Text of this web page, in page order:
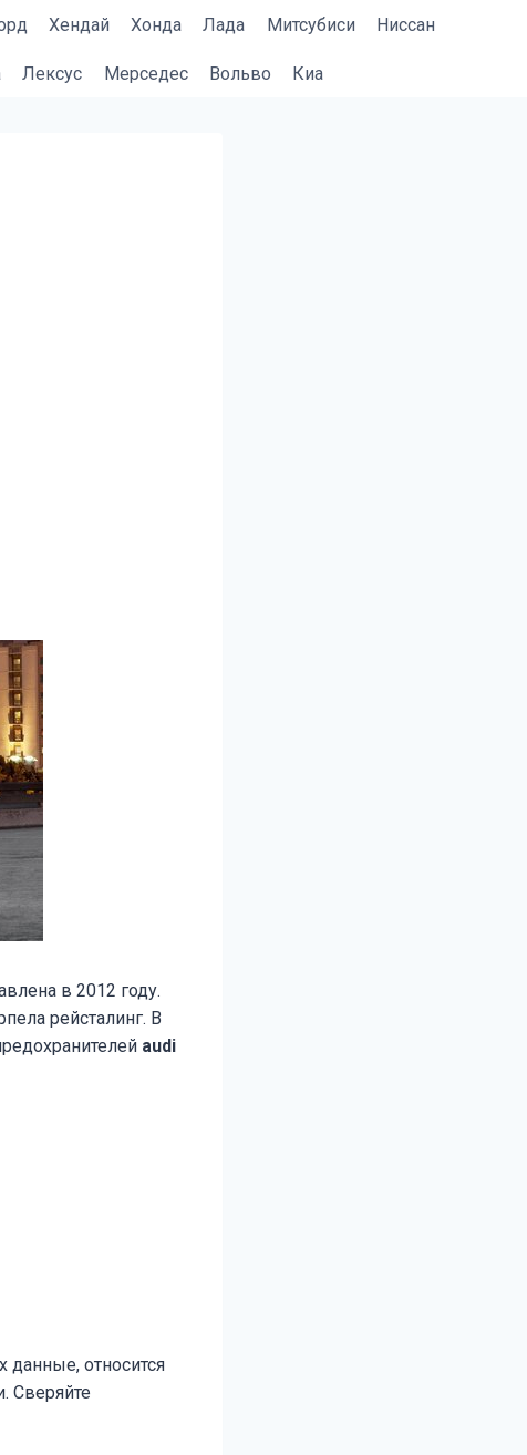
Хендай Хонда Лада Митсубиси Ниссан
Лексус Мерседес Вольво Киа
в 2012 году.
рейсталинг. В
audi
относится
Сверяйте